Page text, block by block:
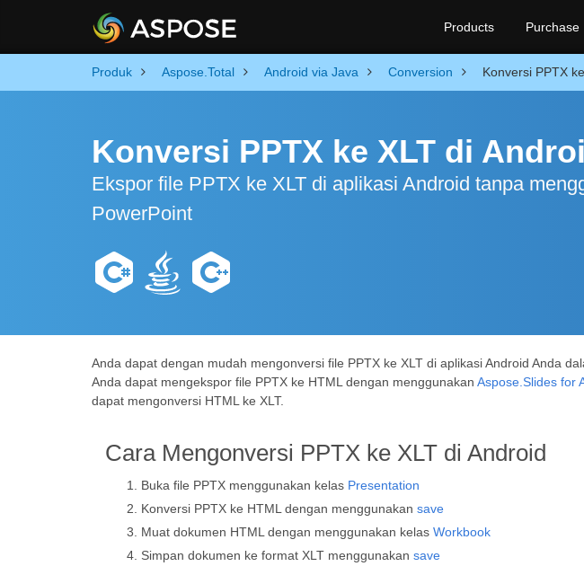
Products Purchase
Produk Aspose.Total Android via Java Conversion Konversi PPTX
Konversi PPTX ke XLT di
Ekspor file PPTX ke XLT di aplikasi Android tanpa
PowerPoint
Anda dapat dengan mudah mengonversi file PPTX ke XLT di aplikasi Android Anda
Anda dapat mengekspor file PPTX ke HTML dengan menggunakan Aspose.Slides for
dapat mengonversi HTML ke XLT.
Cara Mengonversi PPTX ke XLT di Android
Buka file PPTX menggunakan kelas Presentation
Konversi PPTX ke HTML dengan menggunakan save
Muat dokumen HTML dengan menggunakan kelas Workbook
Simpan dokumen ke format XLT menggunakan save